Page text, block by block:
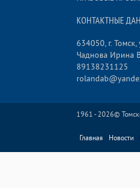
КОНТАКТНЫЕ
634050, г.
Чаднова Ирина
89138231125
1961 - 2026©
Главная Новости